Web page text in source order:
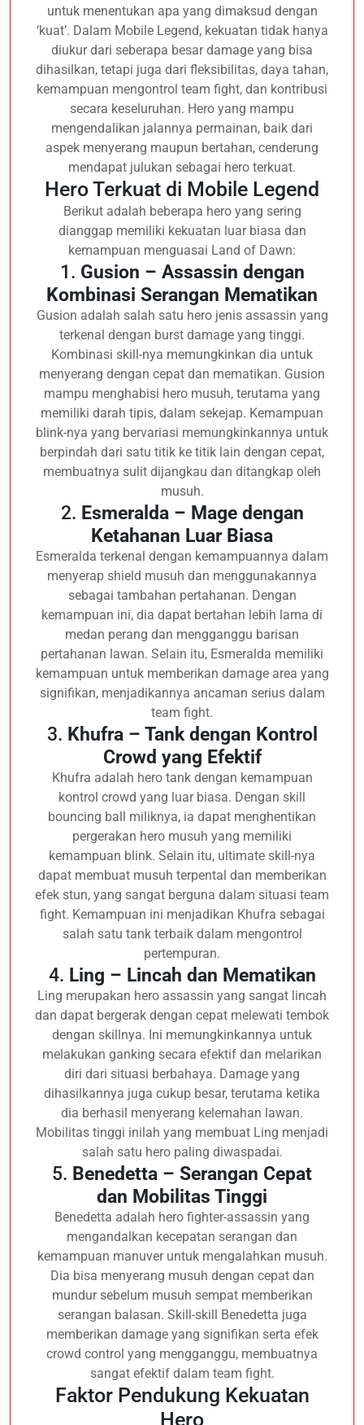
untuk menentukan apa yang dimaksud dengan
‘kuat’. Dalam Mobile Legend, kekuatan tidak hanya
diukur dari seberapa besar damage yang bisa
dihasilkan, tetapi juga dari fleksibilitas, daya tahan,
kemampuan mengontrol team fight, dan kontribusi
secara keseluruhan. Hero yang mampu
mengendalikan jalannya permainan, baik dari
aspek menyerang maupun bertahan, cenderung
mendapat julukan sebagai hero terkuat.
Hero Terkuat di Mobile Legend
Berikut adalah beberapa hero yang sering
dianggap memiliki kekuatan luar biasa dan
kemampuan menguasai Land of Dawn:
1. Gusion – Assassin dengan
Kombinasi Serangan Mematikan
Gusion adalah salah satu hero jenis assassin yang
terkenal dengan burst damage yang tinggi.
Kombinasi skill-nya memungkinkan dia untuk
menyerang dengan cepat dan mematikan. Gusion
mampu menghabisi hero musuh, terutama yang
memiliki darah tipis, dalam sekejap. Kemampuan
blink-nya yang bervariasi memungkinkannya untuk
berpindah dari satu titik ke titik lain dengan cepat,
membuatnya sulit dijangkau dan ditangkap oleh
musuh.
2. Esmeralda – Mage dengan
Ketahanan Luar Biasa
Esmeralda terkenal dengan kemampuannya dalam
menyerap shield musuh dan menggunakannya
sebagai tambahan pertahanan. Dengan
kemampuan ini, dia dapat bertahan lebih lama di
medan perang dan mengganggu barisan
pertahanan lawan. Selain itu, Esmeralda memiliki
kemampuan untuk memberikan damage area yang
signifikan, menjadikannya ancaman serius dalam
team fight.
3. Khufra – Tank dengan Kontrol
Crowd yang Efektif
Khufra adalah hero tank dengan kemampuan
kontrol crowd yang luar biasa. Dengan skill
bouncing ball miliknya, ia dapat menghentikan
pergerakan hero musuh yang memiliki
kemampuan blink. Selain itu, ultimate skill-nya
dapat membuat musuh terpental dan memberikan
efek stun, yang sangat berguna dalam situasi team
fight. Kemampuan ini menjadikan Khufra sebagai
salah satu tank terbaik dalam mengontrol
pertempuran.
4. Ling – Lincah dan Mematikan
Ling merupakan hero assassin yang sangat lincah
dan dapat bergerak dengan cepat melewati tembok
dengan skillnya. Ini memungkinkannya untuk
melakukan ganking secara efektif dan melarikan
diri dari situasi berbahaya. Damage yang
dihasilkannya juga cukup besar, terutama ketika
dia berhasil menyerang kelemahan lawan.
Mobilitas tinggi inilah yang membuat Ling menjadi
salah satu hero paling diwaspadai.
5. Benedetta – Serangan Cepat
dan Mobilitas Tinggi
Benedetta adalah hero fighter-assassin yang
mengandalkan kecepatan serangan dan
kemampuan manuver untuk mengalahkan musuh.
Dia bisa menyerang musuh dengan cepat dan
mundur sebelum musuh sempat memberikan
serangan balasan. Skill-skill Benedetta juga
memberikan damage yang signifikan serta efek
crowd control yang mengganggu, membuatnya
sangat efektif dalam team fight.
Faktor Pendukung Kekuatan
Hero